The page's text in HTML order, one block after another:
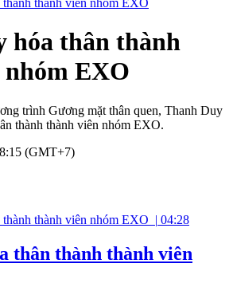
hóa thân thành
EXO
trình Gương mặt thân quen, Thanh Duy
thành thành viên nhóm EXO.
(GMT+7)
| 04:28
thân thành thành viên